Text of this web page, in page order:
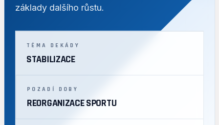
základy dalšího růstu.
TÉMA DEKÁDY
STABILIZACE
POZADÍ DOBY
REORGANIZACE SPORTU